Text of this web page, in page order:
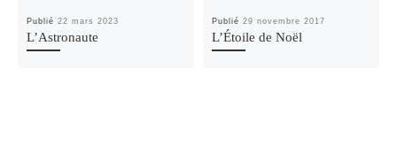
Publié22 mars 2023
L’Astronaute
Publié29 novembre 2017
L’Étoile de Noël